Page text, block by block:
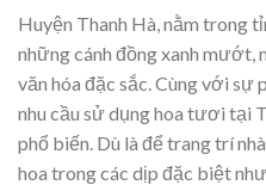
Huyện Thanh Hà, nằm trong
những cánh đồng xanh mướt,
văn hóa đặc sắc. Cùng với sự
nhu cầu sử dụng hoa tươi tại
phổ biến. Dù là để trang trí
hoa trong các dịp đặc biệt